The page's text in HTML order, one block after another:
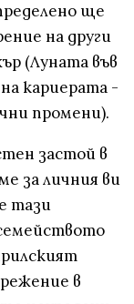
ще
на други
(Луната във
кариерата -
промени).
застой в
за личния ви
тази
в